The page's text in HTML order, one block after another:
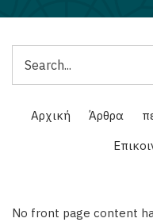
Main
navigation
Αρχική Άρθρα
No front page content